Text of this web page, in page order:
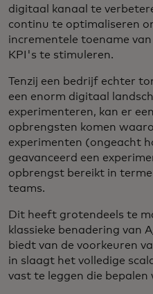
digitaal kanaal te
continu te optimaliseren
incrementele toename van
KPI's te stimuleren.
Tenzij een bedrijf echter
een enorm digitaal
experimenteren, kan er
opbrengsten komen
experimenten (ongeacht
geavanceerd een
opbrengst bereikt in
teams.
Dit heeft grotendeels te
klassieke benadering van
biedt van de voorkeuren
in slaagt het volledige
vast te leggen die bepalen